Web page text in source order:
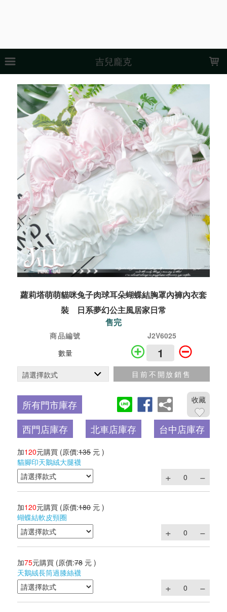
吉兒龐克
蘿莉塔萌萌貓咪兔子肉球耳朵蝴蝶結胸罩內褲內衣套
裝 日系夢幻公主風居家日常
售完
商品編號
J2V6025
數量
目前不開放銷售
所有門市庫存 收藏
西門店庫存 北車店庫存 台中店庫存
加120元購買 (原價:135 元 )
貓腳印天鵝絨大腿襪
加120元購買 (原價:180 元 )
蝴蝶結軟皮頸圈
加75元購買 (原價:78 元 )
天鵝絨長筒過膝絲襪